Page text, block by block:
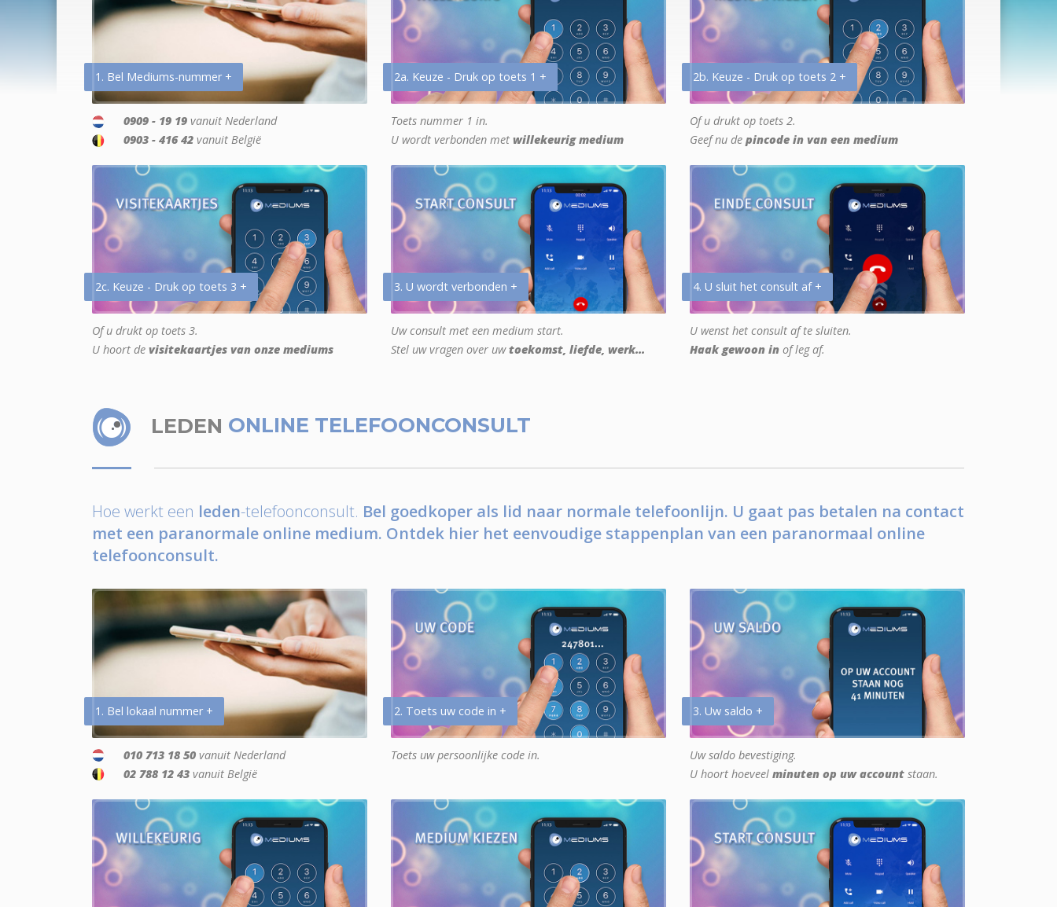
1. Bel Mediums-nummer +
0909 - 19 19 vanuit Nederland
0903 - 416 42 vanuit België
2a. Keuze - Druk op toets 1 +
Toets nummer 1 in.
U wordt verbonden met willekeurig medium
2b. Keuze - Druk op toets 2 +
Of u drukt op toets 2.
Geef nu de pincode in van een medium
2c. Keuze - Druk op toets 3 +
Of u drukt op toets 3.
U hoort de visitekaartjes van onze mediums
3. U wordt verbonden +
Uw consult met een medium start.
Stel uw vragen over uwtoekomst, liefde, werk...
4. U sluit het consult af +
U wenst het consult af te sluiten.
Haak gewoon in of leg af.
LEDEN ONLINE TELEFOONCONSULT
Hoe werkt een leden-telefoonconsult. Bel goedkoper als lid naar normale telefoonlijn. U gaat pas betalen na contact
met een paranormale online medium. Ontdek hier het eenvoudige stappenplan van een paranormaal online
telefoonconsult.
1. Bel lokaal nummer +
010 713 18 50 vanuit Nederland
02 788 12 43 vanuit België
2. Toets uw code in +
Toets uw persoonlijke code in.
3. Uw saldo +
Uw saldo bevestiging.
U hoort hoeveel minuten op uw account staan.